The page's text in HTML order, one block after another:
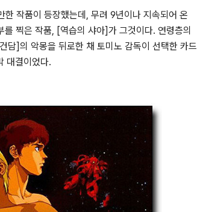
작품이 등장했는데, 무려 9년이나 지속되어 온
찍은 작품, [역습의 샤아]가 그것이다. 연령층의
담]의 악몽을 뒤로한 채 토미노 감독이 선택한 카드
대결이었다.